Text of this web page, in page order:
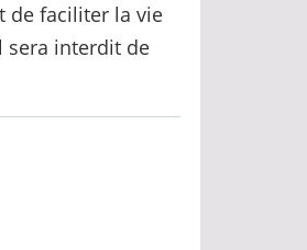
de faciliter la vie
sera interdit de